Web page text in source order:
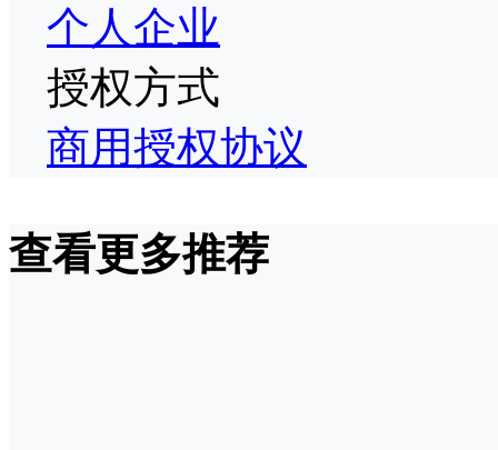
个人企业
授权方式
商用授权协议
查看更多推荐